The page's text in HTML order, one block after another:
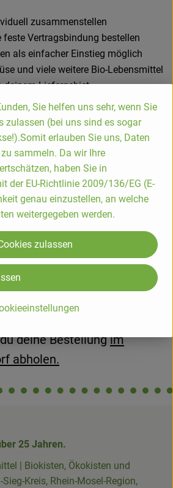
zusammenstellen
feste Vertragsbindung bestellen
als einfacher Einstieg möglich
und viele weitere Bio-Lebensmittel
deinem Liefergebiet
Touren oder Abholung im Blumenhof
mit Brot,
Vorräten und vielen
deine Bestellungim
abholen.
25 Jahren.
| Biokisten, Ökokisten und
Kreis, Rhein-Mosel-Region,
Sie helfen uns sehr, wenn Sie
zulassen (bei uns sind es sogar
erlauben Sie uns, Daten
sammeln. Da wir Ihre
haben Sie in
der EU-Richtlinie 2009/136/EG (E-
genau einzustellen, an welche
weitergegeben werden.
zulassen